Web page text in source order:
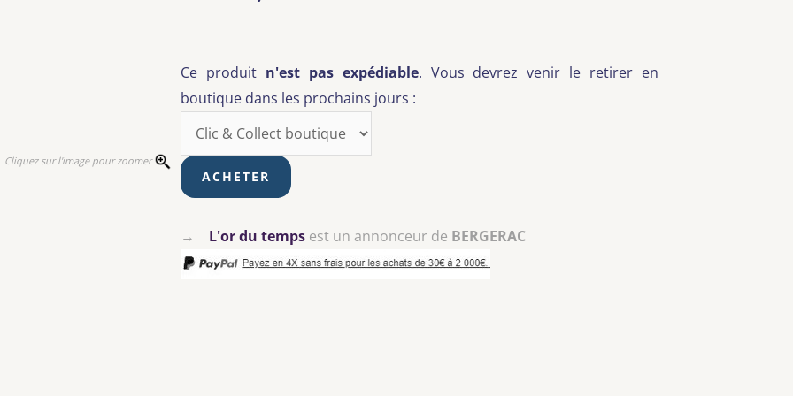
Cliquez sur l'image pour zoomer
Ce produit n'est pas expédiable. Vous devrez venir le retirer en
boutique dans les prochains jours :
→ L'or du temps est un annonceur de BERGERAC